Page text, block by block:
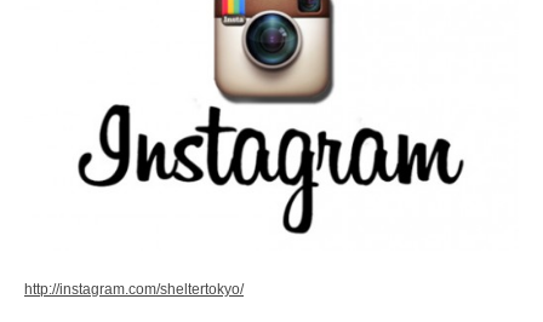
http://instagram.com/sheltertokyo/